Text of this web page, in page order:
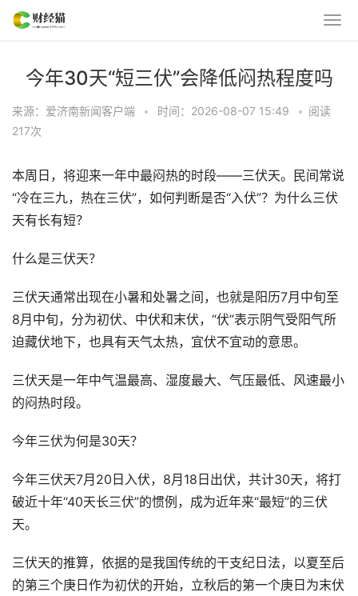
今年30天“短三伏”会降低闷热程度吗
来源：爱济南新闻客户端 • 时间：2026-08-07 15:49 • 阅读
217次
本周日，将迎来一年中最闷热的时段——三伏天。民间常说
“冷在三九，热在三伏”，如何判断是否“入伏”？为什么三伏
天有长有短？
什么是三伏天？
三伏天通常出现在小暑和处暑之间，也就是阳历7月中旬至
8月中旬，分为初伏、中伏和末伏，“伏”表示阴气受阳气所
迫藏伏地下，也具有天气太热，宜伏不宜动的意思。
三伏天是一年中气温最高、湿度最大、气压最低、风速最小
的闷热时段。
今年三伏为何是30天？
今年三伏天7月20日入伏，8月18日出伏，共计30天，将打
破近十年“40天长三伏”的惯例，成为近年来“最短”的三伏
天。
三伏天的推算，依据的是我国传统的干支纪日法，以夏至后
的第三个庚日作为初伏的开始，立秋后的第一个庚日为末伏